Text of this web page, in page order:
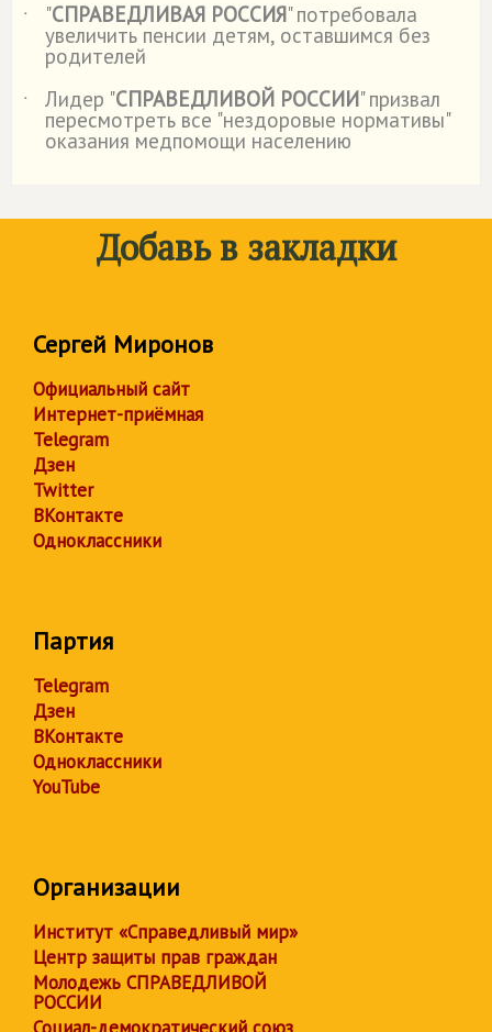
˙
"СПРАВЕДЛИВАЯ РОССИЯ" потребовала
увеличить пенсии детям, оставшимся без
родителей
˙
Лидер "СПРАВЕДЛИВОЙ РОССИИ" призвал
пересмотреть все "нездоровые нормативы"
оказания медпомощи населению
Добавь в закладки
Сергей Миронов
Официальный сайт
Интернет-приёмная
Telegram
Дзен
Twitter
ВКонтакте
Одноклассники
Партия
Telegram
Дзен
ВКонтакте
Одноклассники
YouTube
Организации
Институт «Справедливый мир»
Центр защиты прав граждан
Молодежь СПРАВЕДЛИВОЙ
РОССИИ